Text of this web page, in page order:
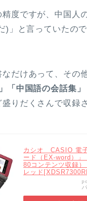
精度ですが、中国人
)」と言っていたの
だけあって、その
「中国語の会話集
盛りだくさんで収録
カシオ CASIO 電
ード（EX-word）」
80コンテンツ収録
レッド
バ